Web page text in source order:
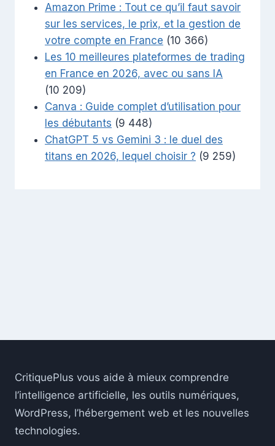
Amazon Prime : Tout ce qu’il faut savoir
sur les services, le prix, et la gestion de
votre compte en France (10 366)
Les 10 meilleures plateformes de trading
en France en 2026, avec ou sans IA
(10 209)
Canva : Guide complet d’utilisation pour
les débutants (9 448)
ChatGPT 5 vs Gemini 3 : le duel des
titans en 2026, lequel choisir ? (9 259)
CritiquePlus vous aide à mieux comprendre
l’intelligence artificielle, les outils numériques,
WordPress, l’hébergement web et les nouvelles
technologies.